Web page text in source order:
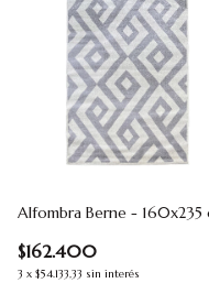
Alfombra Berne - 160x235
$162.400
3 x $54.133,33 sin interés